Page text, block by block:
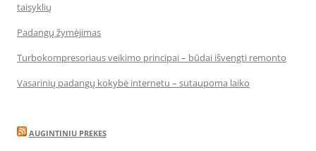
taisyklių
Padangų žymėjimas
Turbokompresoriaus veikimo principai – būdai išvengti remonto
Vasarinių padangų kokybė internetu – sutaupoma laiko
AUGINTINIU PREKES